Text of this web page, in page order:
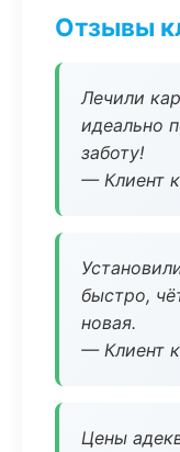
Отзывы
Лечили
идеально
заботу!
— Клиент
быстро,
новая.
— Клиент
Цены